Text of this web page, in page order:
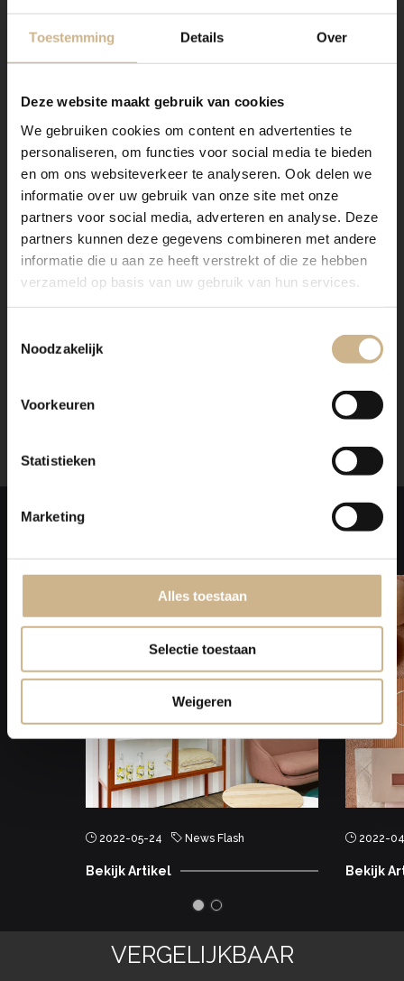
Toestemming Details Over
Deze website maakt gebruik van cookies
We gebruiken cookies om content en advertenties te
personaliseren, om functies voor social media te bieden
en om ons websiteverkeer te analyseren. Ook delen we
informatie over uw gebruik van onze site met onze
partners voor social media, adverteren en analyse. Deze
partners kunnen deze gegevens combineren met andere
informatie die u aan ze heeft verstrekt of die ze hebben
verzameld op basis van uw gebruik van hun services.
Noodzakelijk
Voorkeuren
Statistieken
Marketing
Alles toestaan
Selectie toestaan
Weigeren
Dit meubel is handgemaakt en kan in vrijwel elke
gewenste maat, indeling en RAL-kleur worden
nabesteld.
Ons maatwerk van staal met een RAL kleur, is
voorzien van een poedercoating. Dit geeft een
strakke afwerking en brengt een zeer duurzame,
bestendige deklaag aan het meubel!
Benieuwd geworden? Kom eens langs, of neem
contact met ons op. Wij maken graag vrijblijvend een
Laat je INSPIREREN
2022-05-24 News Flash
Bekijk Artikel
2022-
Bekijk
VERGELIJKBAAR